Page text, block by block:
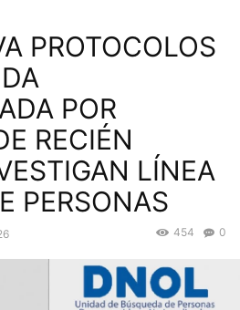
PROTOCOLOS
POR
RECIÉN
LÍNEA
PERSONAS
0
454